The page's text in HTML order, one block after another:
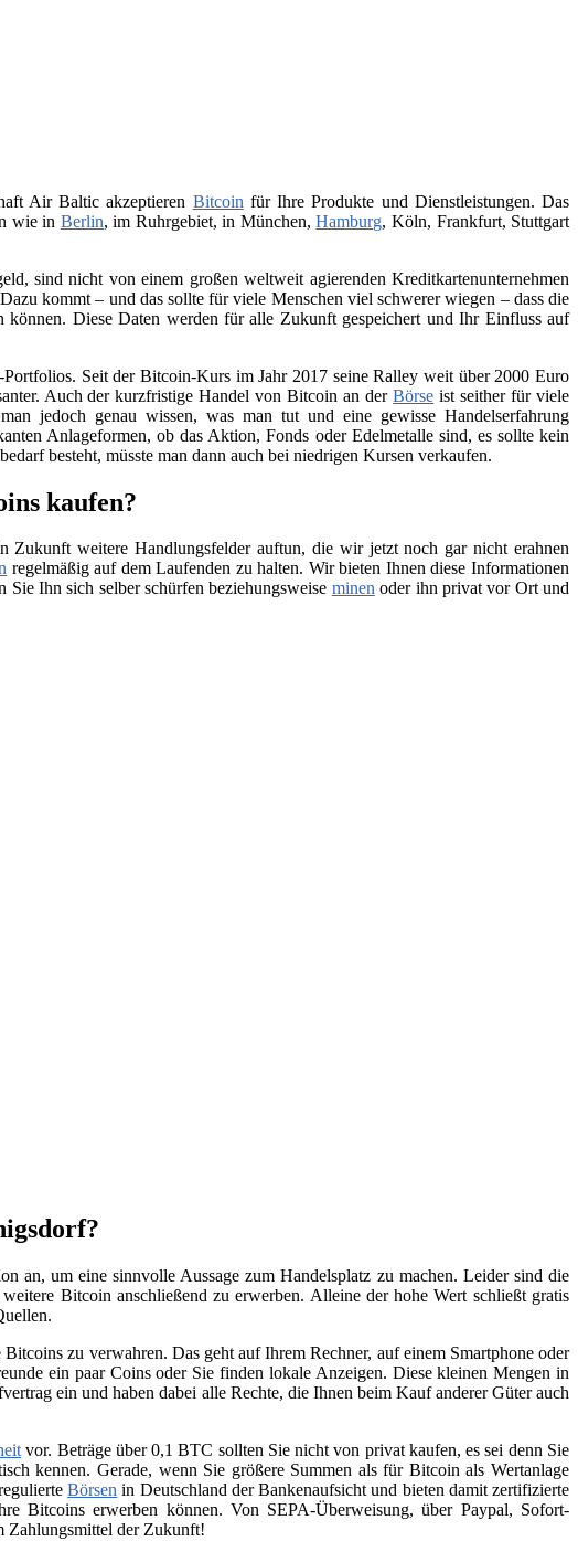
Air Baltic akzeptieren Bitcoin für Ihre Produkte und Dienstleistungen. Das
wie in Berlin, im Ruhrgebiet, in München,Hamburg, Köln, Frankfurt, Stuttgart
sind nicht von einem großen weltweit agierenden Kreditkartenunternehmen
kommt – und das sollte für viele Menschen viel schwerer wiegen – dass die
können. Diese Daten werden für alle Zukunft gespeichert und Ihr Einfluss auf
Seit der Bitcoin-Kurs im Jahr 2017 seine Ralley weit über 2000 Euro
Auch der kurzfristige Handel von Bitcoin an derBörse ist seither für viele
jedoch genau wissen, was man tut und eine gewisse Handelserfahrung
Anlageformen, ob das Aktion, Fonds oder Edelmetalle sind, es sollte kein
besteht, müsste man dann auch bei niedrigen Kursen verkaufen.
kaufen?
Zukunft weitere Handlungsfelder auftun, die wir jetzt noch gar nicht erahnen
regelmäßig auf dem Laufenden zu halten. Wir bieten Ihnen diese Informationen
Ihn sich selber schürfen beziehungsweise minenoder ihn privat vor Ort und
um eine sinnvolle Aussage zum Handelsplatz zu machen. Leider sind die
Bitcoin anschließend zu erwerben. Alleine der hohe Wert schließt gratis
Bitcoins zu verwahren. Das geht auf Ihrem Rechner, auf einem Smartphone oder
ein paar Coins oder Sie finden lokale Anzeigen. Diese kleinen Mengen in
ein und haben dabei alle Rechte, die Ihnen beim Kauf anderer Güter auch
vor. Beträge über 0,1 BTC sollten Sie nicht von privat kaufen, es sei denn Sie
kennen. Gerade, wenn Sie größere Summen als für Bitcoin als Wertanlage
Börsen in Deutschland der Bankenaufsicht und bieten damit zertifizierte
Bitcoins erwerben können. Von SEPA-Überweisung, über Paypal, Sofort-
Zahlungsmittel der Zukunft!